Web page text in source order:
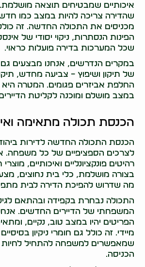
איכותיים שמבטיחים תוצאה
שהדירה צריכה להיות במצב כמו
מכניסים את התכולה החדשה. זה
הפינות הנסתרות, ניקוי יסודי של
שכל המערכות בדירה פועלות כראוי.
במקרים הנדרשים, אנחנו מבצעים
של תיקון ושיפוץ – צביעה מחדש,
החלפת אביזרים פגומים. המטרה
במצב מושלם ומוכנה לקליטת
הכנסת תכולה מתאימה
הכנסת התכולה החדשה לדירות
לצרכים הספציפיים של כל משפחה.
רהיטים פונקציונליים ואיכותיים,
בצורה מושלמת, כלי בית נחוצים,
מה שדרוש להפיכת הדירה לבית
התכולה נבחרת בקפידה ובהתאם
המשפחתי של הדיירים החדשים.
הפריטים יהיו במצב טוב, נקיים,
מיידי. זה כולל גם חומרי ניקיון בסיסיים
שמאפשרים למשפחה להתחיל לחיות
הכניסה.